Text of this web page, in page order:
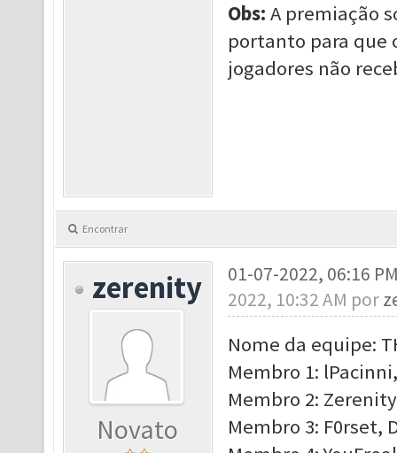
Obs: A premiação
portanto para que
jogadores não
Encontrar
zerenity
Novato
01-07-2022, 06:16
2022, 10:32 AM por
Nome da equipe:
Membro 1:
Membro 2:
Membro 3: F0rset,